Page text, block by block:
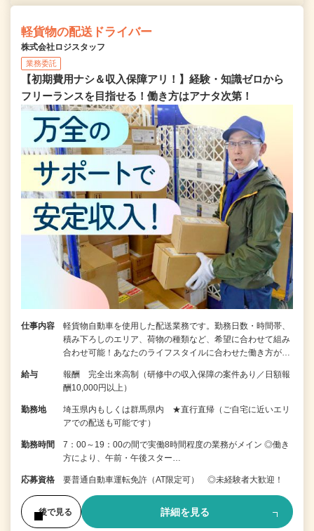
軽貨物の配送ドライバー
株式会社ロジスタッフ
業務委託
【初期費用ナシ＆収入保障アリ！】経験・知識ゼロから
フリーランスを目指せる！働き方はアナタ次第！
仕事内容
軽貨物自動車を使用した配送業務です。勤務日数・時間帯、
積み下ろしのエリア、荷物の種類など、希望に合わせて組み
合わせ可能！あなたのライフスタイルに合わせた働き方が…
給与
報酬 完全出来高制（研修中の収入保障の案件あり／日額報
酬10,000円以上）
勤務地
埼玉県内もしくは群馬県内 ★直行直帰（ご自宅に近いエリ
アでの配送も可能です）
勤務時間
7：00～19：00の間で実働8時間程度の業務がメイン ◎働き
方により、午前・午後スター…
応募資格 要普通自動車運転免許（AT限定可） ◎未経験者大歓迎！
後で見る 詳細を見る